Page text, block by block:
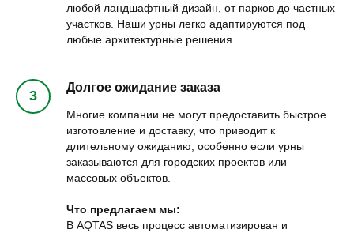
любой ландшафтный дизайн, от парков до частных
участков. Наши урны легко адаптируются под
любые архитектурные решения.
Долгое ожидание заказа
Многие компании не могут предоставить быстрое
изготовление и доставку, что приводит к
длительному ожиданию, особенно если урны
заказываются для городских проектов или
массовых объектов.
Что предлагаем мы:
В AQTAS весь процесс автоматизирован и